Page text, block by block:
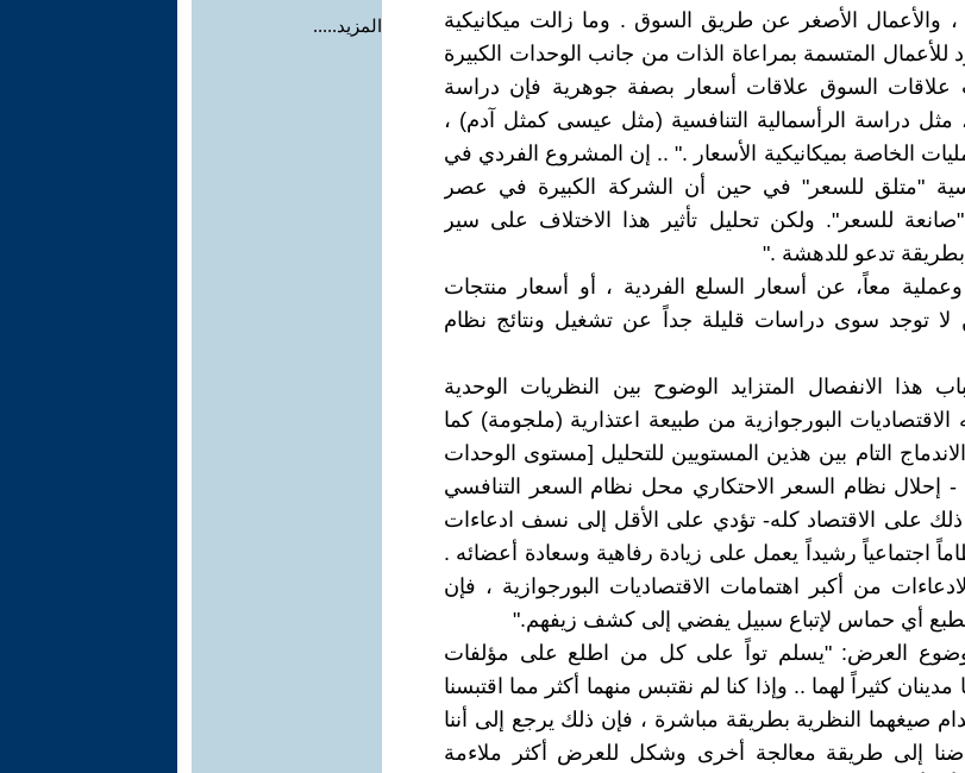
، والأعمال الأصغر عن طريق السوق . وما زالت ميكانيكية
للأعمال المتسمة بمراعاة الذات من جانب الوحدات الكبيرة
علاقات السوق علاقات أسعار بصفة جوهرية فإن دراسة
، مثل دراسة الرأسمالية التنافسية (مثل عيسى كمثل آدم) ،
الخاصة بميكانيكية الأسعار ." .. إن المشروع الفردي في
"متلق للسعر" في حين أن الشركة الكبيرة في عصر
"صانعة للسعر". ولكن تحليل تأثير هذا الاختلاف على سير
بطريقة تدعو للدهشة ."
معاً، عن أسعار السلع الفردية ، أو أسعار منتجات
لا توجد سوى دراسات قليلة جداً عن تشغيل ونتائج نظام
الانفصال المتزايد الوضوح بين النظريات الوحدية
الاقتصاديات البورجوازية من طبيعة اعتذارية (ملجومة) كما
التام بين هذين المستويين للتحليل [مستوى الوحدات
- إحلال نظام السعر الاحتكاري محل نظام السعر التنافسي
ذلك على الاقتصاد كله- تؤدي على الأقل إلى نسف ادعاءات
اجتماعياً رشيداً يعمل على زيادة رفاهية وسعادة أعضائه .
من أكبر اهتمامات الاقتصاديات البورجوازية ، فإن
بالطبع أي حماس لإتباع سبيل يفضي إلى كشف زيفهم."
العرض: "يسلم تواً على كل من اطلع على مؤلفات
مدينان كثيراً لهما .. وإذا كنا لم نقتبس منهما أكثر مما اقتبسنا
صيغهما النظرية بطريقة مباشرة ، فإن ذلك يرجع إلى أننا
إلى طريقة معالجة أخرى وشكل للعرض أكثر ملاءمة
المزيد.....